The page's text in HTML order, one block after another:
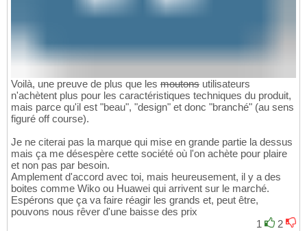
Voilà, une preuve de plus que les moutons utilisateurs
n'achètent plus pour les caractéristiques techniques du produit,
mais parce qu'il est "beau", "design" et donc "branché" (au sens
figuré off course).
Je ne citerai pas la marque qui mise en grande partie la dessus
mais ça me désespère cette société où l'on achète pour plaire
et non pas par besoin.
Amplement d'accord avec toi, mais heureusement, il y a des
boites comme Wiko ou Huawei qui arrivent sur le marché.
Espérons que ça va faire réagir les grands et, peut être,
pouvons nous rêver d'une baisse des prix
1
2